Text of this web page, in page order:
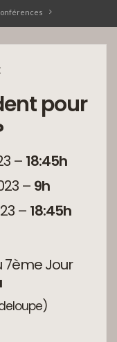
pour
– 18:45h
– 9h
– 18:45h
7ème Jour